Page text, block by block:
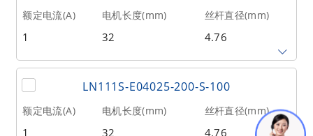
相数 转子惯量(g•cm²) 重量(kg)
2 9 0.1
额定电流(A) 电机长度(mm) 丝杆直径(mm)
1 32 4.76
丝杆导程(mm) 丝杆长度(mm) 额定推力(N
@300RPM)
LN111S-E04025-200-S-100
额定电流(A) 电机长度(mm) 丝杆直径(mm)
1 32 4.76